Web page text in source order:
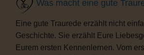
Was macht eine gute
Eine gute Traurede erzählt nicht
Geschichte. Sie erzählt Eure
Eurem ersten Kennenlernen. Vom